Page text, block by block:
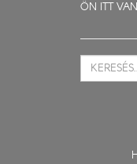
ÖN ITT